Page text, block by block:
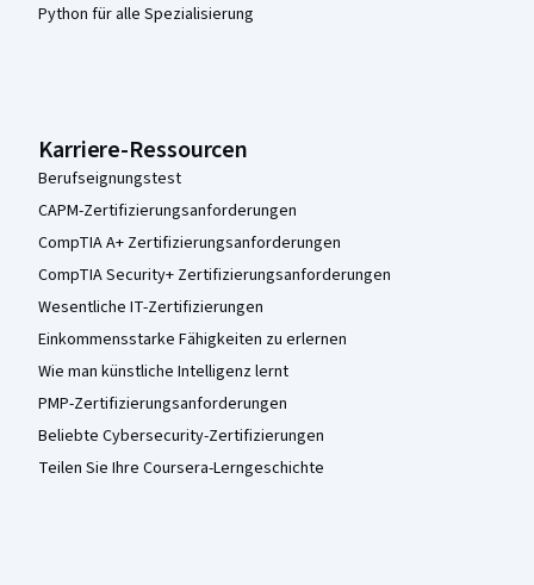
Python für alle Spezialisierung
Karriere-Ressourcen
Berufseignungstest
CAPM-Zertifizierungsanforderungen
CompTIA A+ Zertifizierungsanforderungen
CompTIA Security+ Zertifizierungsanforderungen
Wesentliche IT-Zertifizierungen
Einkommensstarke Fähigkeiten zu erlernen
Wie man künstliche Intelligenz lernt
PMP-Zertifizierungsanforderungen
Beliebte Cybersecurity-Zertifizierungen
Teilen Sie Ihre Coursera-Lerngeschichte